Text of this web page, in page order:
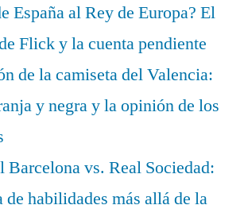
España al Rey de Europa? El
Flick y la cuenta pendiente
de la camiseta del Valencia:
y negra y la opinión de los
Barcelona vs. Real Sociedad:
de habilidades más allá de la